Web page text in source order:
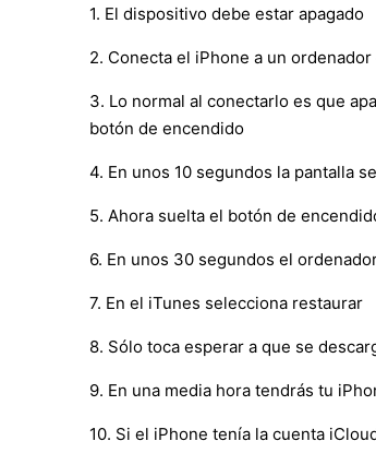
1. El dispositivo debe estar apagado
2. Conecta el iPhone a un
3. Lo normal al conectarlo es que
botón de encendido
4. En unos 10 segundos la pantalla
5. Ahora suelta el botón de
6. En unos 30 segundos el
7. En el iTunes selecciona restaurar
8. Sólo toca esperar a que se
9. En una media hora tendrás tu
10. Si el iPhone tenía la cuenta